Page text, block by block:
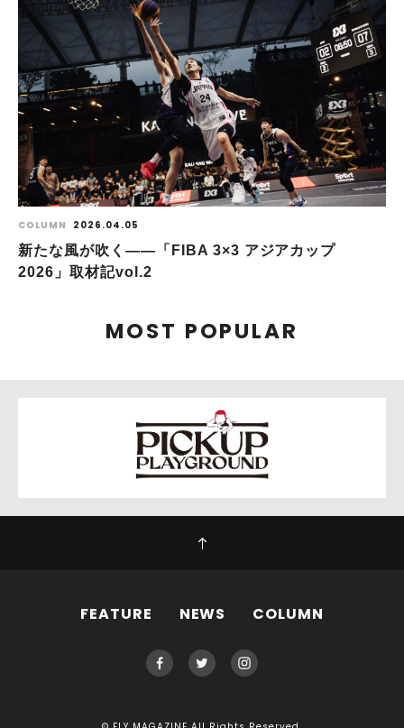
COLUMN 2026.04.05
新たな風が吹く――「FIBA 3×3 アジアカップ
2026」取材記vol.2
MOST POPULAR
FEATURE NEWS COLUMN